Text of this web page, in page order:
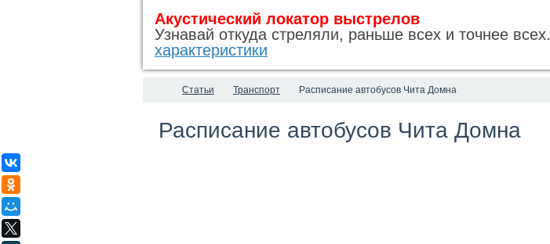
Акустический локатор выстрелов
Узнавай откуда стреляли, раньше всех и точнее всех.
характеристики
Статьи Транспорт Расписание автобусов Чита Домна
Расписание автобусов Чита Домна